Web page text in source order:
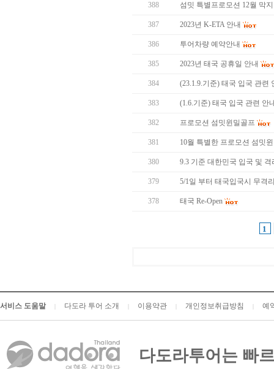
388 섬밋 특별프로모션 12월 막
387 2023년 K-ETA 안내
386 투어차량 예약안내
385 2023년 태국 공휴일 안내
384 (23.1.9.기준) 태국 입국 관련
383 (1.6.기준) 태국 입국 관련 안
382 프로모션 섬밋윈밀골프
381 10월 특별한 프로모션 섬밋
380 9.3 기준 대한민국 입국 및
379 5/1일 부터 태국입국시 무격
378 태국 Re-Open
1
서비스 도움말 다도라 투어 소개 이용약관 개인정보취급방침 예
다도라투어는 빠